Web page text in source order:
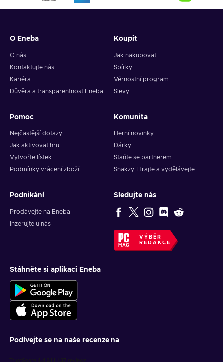
O Eneba
O nás
Kontaktujte nás
Kariéra
Důvěra a transparentnost Eneba
Koupit
Jak nakupovat
Sbírky
Věrnostní program
Slevy
Pomoc
Nejčastější dotazy
Jak aktivovat hru
Vytvořte lístek
Podmínky vrácení zboží
Komunita
Herní novinky
Dárky
Staňte se partnerem
Snakzy: Hrajte a vydělávejte
Podnikání
Prodávejte na Eneba
Inzerujte u nás
Sledujte nás
VÝBĚR
REDAKCE
Stáhněte si aplikaci Eneba
Podívejte se na naše recenze na